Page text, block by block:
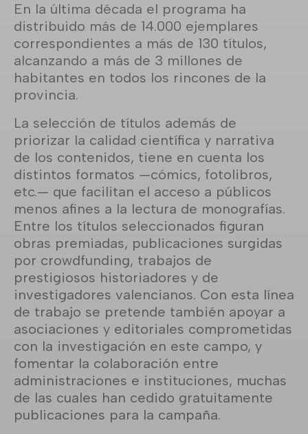
En la última década el programa ha
distribuido más de 14.000 ejemplares
correspondientes a más de 130 títulos,
alcanzando a más de 3 millones de
habitantes en todos los rincones de la
provincia.
La selección de títulos además de
priorizar la calidad científica y narrativa
de los contenidos, tiene en cuenta los
distintos formatos —cómics, fotolibros,
etc.— que facilitan el acceso a públicos
menos afines a la lectura de monografías.
Entre los títulos seleccionados figuran
obras premiadas, publicaciones surgidas
por crowdfunding, trabajos de
prestigiosos historiadores y de
investigadores valencianos. Con esta línea
de trabajo se pretende también apoyar a
asociaciones y editoriales comprometidas
con la investigación en este campo, y
fomentar la colaboración entre
administraciones e instituciones, muchas
de las cuales han cedido gratuitamente
publicaciones para la campaña.